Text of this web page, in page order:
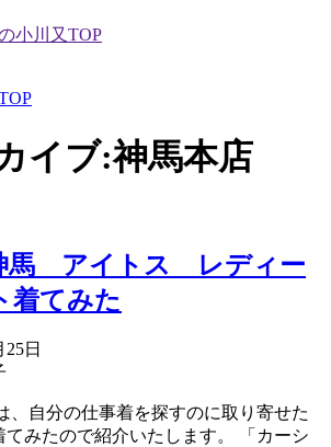
小川又TOP
イブ:神馬本店
馬 アイトス レディー
着てみた
日
、自分の仕事着を探すのに取り寄せた
てみたので紹介いたします。 「カーシ